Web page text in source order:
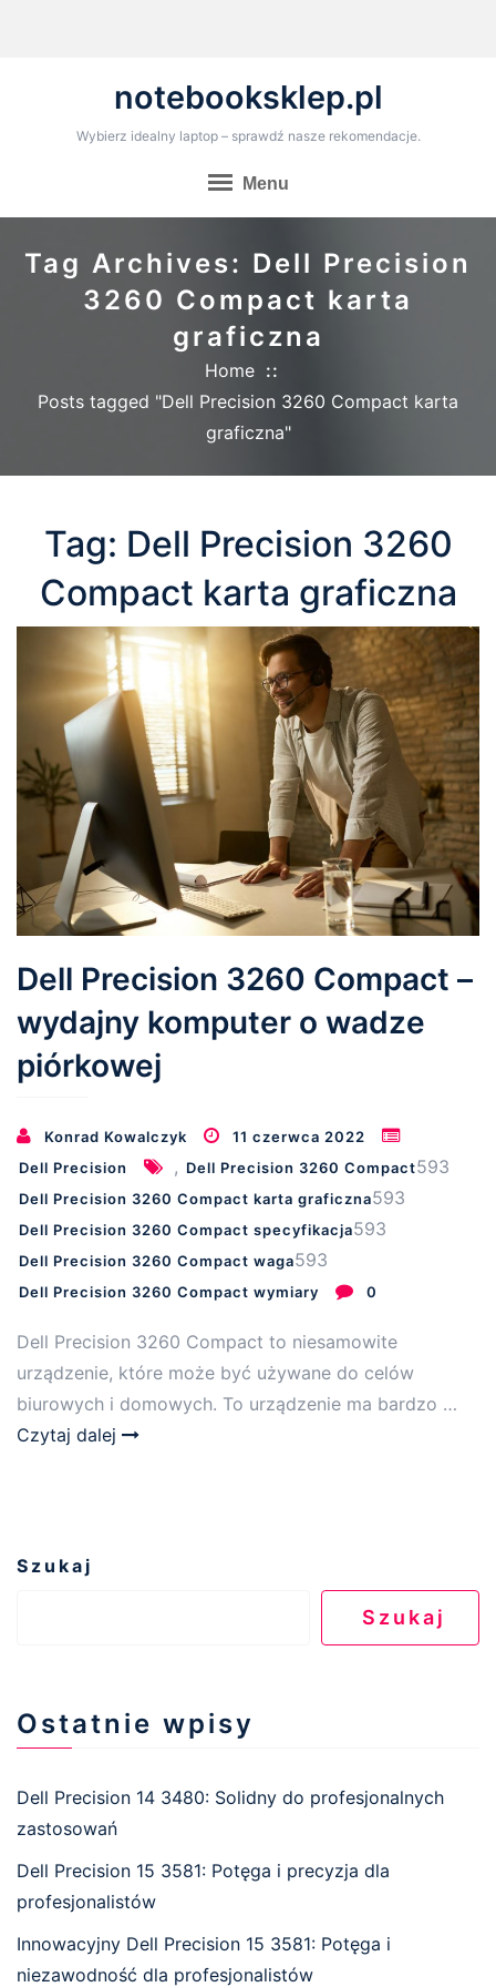
notebooksklep.pl
Wybierz idealny laptop – sprawdź nasze rekomendacje.
Menu
Tag Archives: Dell Precision
3260 Compact karta
graficzna
Home
Posts tagged "Dell Precision 3260 Compact karta
graficzna"
Tag: Dell Precision 3260
Compact karta graficzna
Dell Precision 3260 Compact –
wydajny komputer o wadze
piórkowej
Konrad Kowalczyk
11 czerwca 2022
Dell Precision
, Dell Precision 3260 Compact593
Dell Precision 3260 Compact karta graficzna593
Dell Precision 3260 Compact specyfikacja593
Dell Precision 3260 Compact waga593
Dell Precision 3260 Compact wymiary 0
Dell Precision 3260 Compact to niesamowite
urządzenie, które może być używane do celów
biurowych i domowych. To urządzenie ma bardzo …
Czytaj dalej
Szukaj
Szukaj
Ostatnie wpisy
Dell Precision 14 3480: Solidny do profesjonalnych
zastosowań
Dell Precision 15 3581: Potęga i precyzja dla
profesjonalistów
Innowacyjny Dell Precision 15 3581: Potęga i
niezawodność dla profesjonalistów